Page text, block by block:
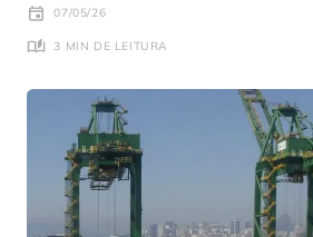
07/05/26
3 MIN DE LEITURA